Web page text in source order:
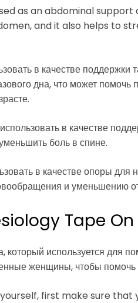
as an abdominal
and it also helps to
в качестве
дна, что может помочь
в качестве
боль в спине.
в качестве опоры для
и уменьшению
Tape
который используется для
женщины, чтобы
first make sure